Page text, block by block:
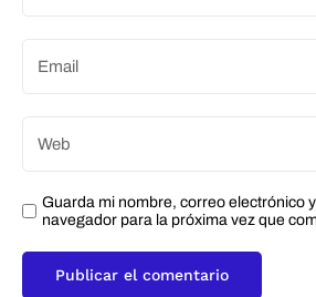
Guarda mi nombre, correo electrónico
navegador para la próxima vez que